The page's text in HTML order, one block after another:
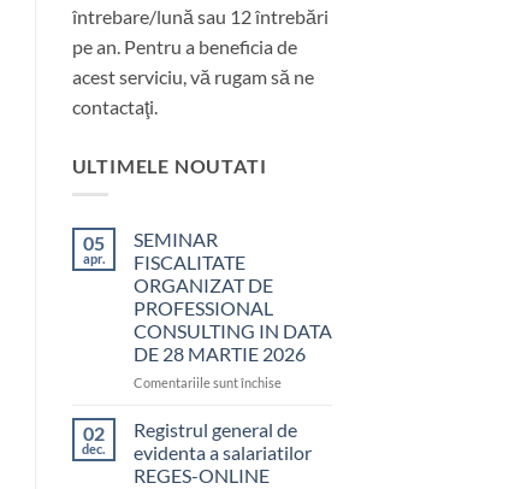
întrebare/lună sau 12 întrebări
pe an. Pentru a beneficia de
acest serviciu, vă rugam să ne
contactaţi.
ULTIMELE NOUTATI
05
apr.
SEMINAR
FISCALITATE
ORGANIZAT DE
PROFESSIONAL
CONSULTING IN DATA
DE 28 MARTIE 2026
Comentariile sunt închisepentru
FISCALITATE
DE
02
dec.
Registrul general de
evidenta a salariatilor
REGES-ONLINE